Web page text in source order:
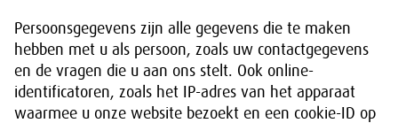
Persoonsgegevens zijn alle gegevens die te maken
hebben met u als persoon, zoals uw contactgegevens
en de vragen die u aan ons stelt. Ook online-
identificatoren, zoals het IP-adres van het apparaat
waarmee u onze website bezoekt en een cookie-ID op